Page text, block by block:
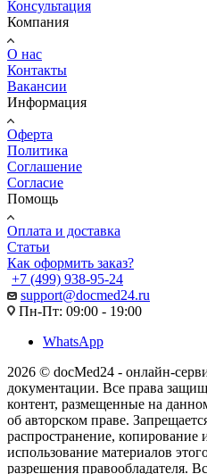
Консультация
Компания
О нас
Контакты
Вакансии
Информация
Оферта
Политика
Соглашение
Согласие
Помощь
Оплата и доставка
Статьи
Как оформить заказ?
+7 (499) 938-95-24
support@docmed24.ru
Пн-Пт: 09:00 - 19:00
WhatsApp
2026 © docMed24 - онлайн-
документации. Все права
контент, размещенные на
об авторском праве.
распространение, копирование
использование материалов
разрешения правообладателя.